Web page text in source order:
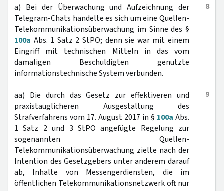
8
a) Bei der Überwachung und Aufzeichnung der
Telegram-Chats handelte es sich um eine Quellen-
Telekommunikationsüberwachung im Sinne des §
100a Abs. 1 Satz 2 StPO; denn sie war mit einem
Eingriff mit technischen Mitteln in das vom
damaligen Beschuldigten genutzte
informationstechnische System verbunden.
9
aa) Die durch das Gesetz zur effektiveren und
praxistauglicheren Ausgestaltung des
Strafverfahrens vom 17. August 2017 in § 100a Abs.
1 Satz 2 und 3 StPO angefügte Regelung zur
sogenannten Quellen-
Telekommunikationsüberwachung zielte nach der
Intention des Gesetzgebers unter anderem darauf
ab, Inhalte von Messengerdiensten, die im
öffentlichen Telekommunikationsnetzwerk oft nur